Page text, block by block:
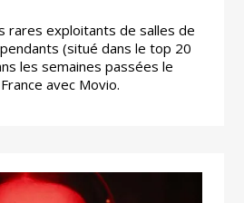
rares exploitants de salles de
(situé dans le top 20
les semaines passées le
avec Movio.